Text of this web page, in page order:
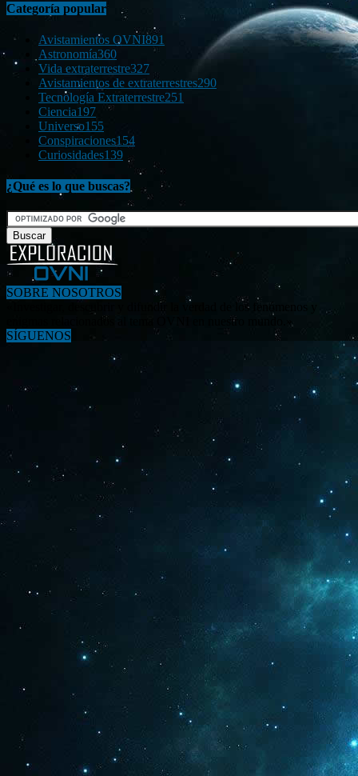
Categoría popular
Avistamientos OVNI891
Astronomía360
Vida extraterrestre327
Avistamientos de extraterrestres290
Tecnología Extraterrestre251
Ciencia197
Universo155
Conspiraciones154
Curiosidades139
¿Qué es lo que buscas?
SOBRE NOSOTROS
«Investigar, descubrir y difundir la verdad de los fenómenos y
enigmas relacionados al tema OVNI en nuestro mundo.»
SÍGUENOS